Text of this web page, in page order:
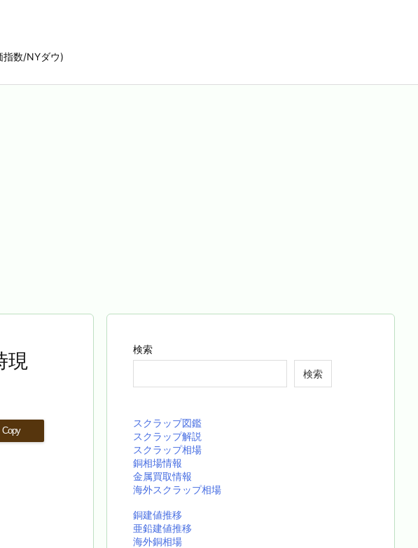
指数/NYダウ)
現
Copy
検索
検索
スクラップ図鑑
スクラップ解説
スクラップ相場
銅相場情報
金属買取情報
海外スクラップ相場
銅建値推移
亜鉛建値推移
海外銅相場